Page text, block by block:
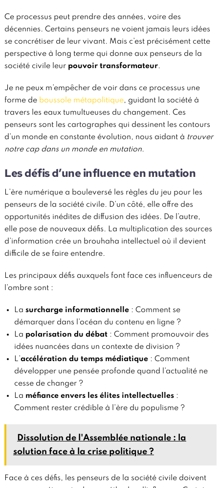
Ce processus peut prendre des années, voire des
décennies. Certains penseurs ne voient jamais leurs idées
se concrétiser de leur vivant. Mais c’est précisément cette
perspective à long terme qui donne aux penseurs de la
société civile leur pouvoir transformateur.
Je ne peux m’empêcher de voir dans ce processus une
forme de boussole métapolitique, guidant la société à
travers les eaux tumultueuses du changement. Ces
penseurs sont les cartographes qui dessinent les contours
d’un monde en constante évolution, nous aidant à trouver
notre cap dans un monde en mutation.
Les défis d’une influence en mutation
L’ère numérique a bouleversé les règles du jeu pour les
penseurs de la société civile. D’un côté, elle offre des
opportunités inédites de diffusion des idées. De l’autre,
elle pose de nouveaux défis. La multiplication des sources
d’information crée un brouhaha intellectuel où il devient
difficile de se faire entendre.
Les principaux défis auxquels font face ces influenceurs de
l’ombre sont :
La surcharge informationnelle: Comment se
démarquer dans l’océan du contenu en ligne ?
La polarisation du débat: Comment promouvoir des
idées nuancées dans un contexte de division ?
L’accélération du temps médiatique: Comment
développer une pensée profonde quand l’actualité ne
cesse de changer ?
La méfiance envers les élites intellectuelles:
Comment rester crédible à l’ère du populisme ?
Dissolution de l'Assemblée nationale : la
solution face à la crise politique ?
Face à ces défis, les penseurs de la société civile doivent